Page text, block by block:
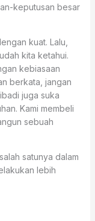
keputusan besar
kuat. Lalu,
kita ketahui.
kebiasaan
berkata, jangan
juga suka
Kami membeli
sebuah
satunya dalam
lebih